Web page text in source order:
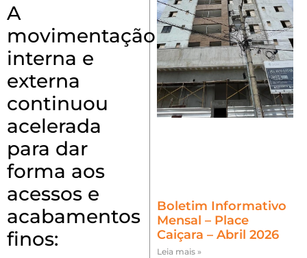
A
movimentação
interna e
externa
continuou
acelerada
para dar
forma aos
acessos e
acabamentos
finos:
Boletim Informativo
Mensal – Place
Caiçara – Abril 2026
Leia mais »